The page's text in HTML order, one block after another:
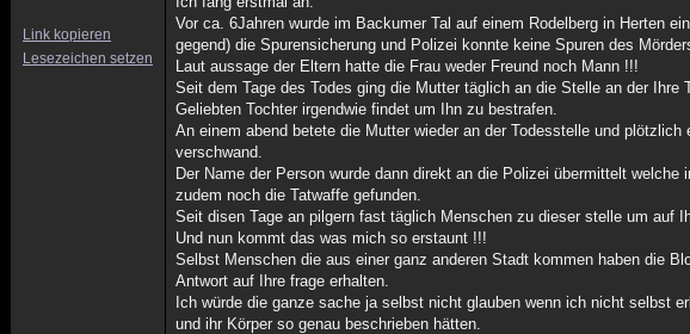
Link kopieren
Lesezeichen setzen
Vor ca. 6Jahren wurde im Backumer Tal auf einem Rodelberg in Herten
gegend) die Spurensicherung und Polizei konnte keine Spuren des
Laut aussage der Eltern hatte die Frau weder Freund noch Mann !!!
Seit dem Tage des Todes ging die Mutter täglich an die Stelle an der
Geliebten Tochter irgendwie findet um Ihn zu bestrafen.
An einem abend betete die Mutter wieder an der Todesstelle und
verschwand.
Der Name der Person wurde dann direkt an die Polizei übermittelt
zudem noch die Tatwaffe gefunden.
Seit disen Tage an pilgern fast täglich Menschen zu dieser stelle um auf
Und nun kommt das was mich so erstaunt !!!
Selbst Menschen die aus einer ganz anderen Stadt kommen haben die
Antwort auf Ihre frage erhalten.
Ich würde die ganze sache ja selbst nicht glauben wenn ich nicht selbst
und ihr Körper so genau beschrieben hätten.